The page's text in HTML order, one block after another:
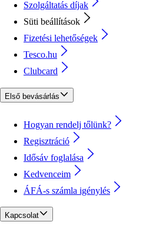
Szolgáltatás díjak
Süti beállítások
Fizetési lehetőségek
Tesco.hu
Clubcard
Első bevásárlás
Hogyan rendelj tőlünk?
Regisztráció
Idősáv foglalása
Kedvenceim
ÁFÁ-s számla igénylés
Kapcsolat